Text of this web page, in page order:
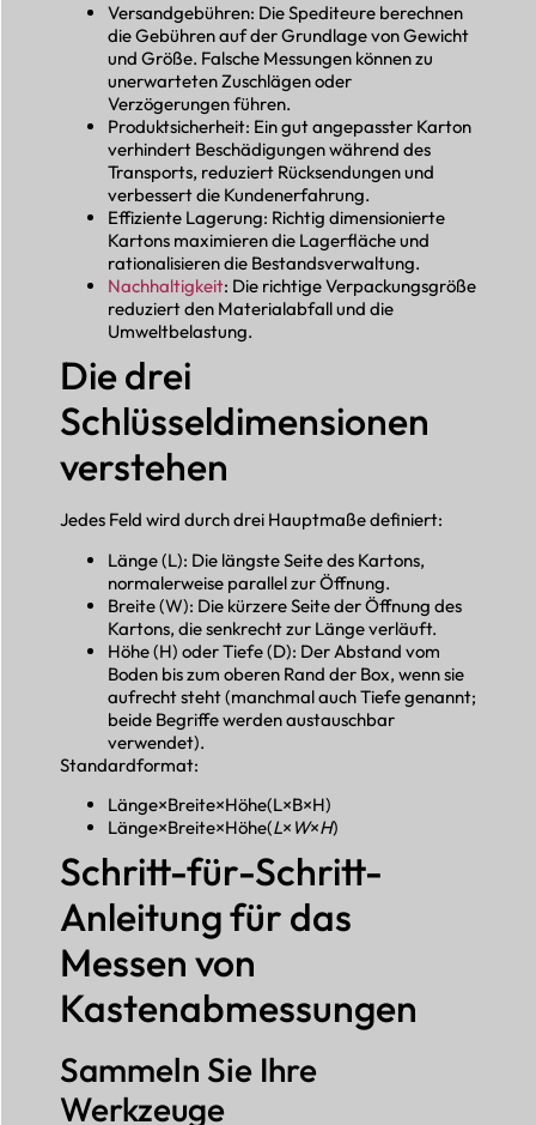
Versandgebühren: Die Spediteure berechnen
die Gebühren auf der Grundlage von Gewicht
und Größe. Falsche Messungen können zu
unerwarteten Zuschlägen oder
Verzögerungen führen.
Produktsicherheit: Ein gut angepasster Karton
verhindert Beschädigungen während des
Transports, reduziert Rücksendungen und
verbessert die Kundenerfahrung.
Effiziente Lagerung: Richtig dimensionierte
Kartons maximieren die Lagerfläche und
rationalisieren die Bestandsverwaltung.
Nachhaltigkeit: Die richtige Verpackungsgröße
reduziert den Materialabfall und die
Umweltbelastung.
Die drei
Schlüsseldimensionen
verstehen
Jedes Feld wird durch drei Hauptmaße definiert:
Länge (L): Die längste Seite des Kartons,
normalerweise parallel zur Öffnung.
Breite (W): Die kürzere Seite der Öffnung des
Kartons, die senkrecht zur Länge verläuft.
Höhe (H) oder Tiefe (D): Der Abstand vom
Boden bis zum oberen Rand der Box, wenn sie
aufrecht steht (manchmal auch Tiefe genannt;
beide Begriffe werden austauschbar
verwendet).
Standardformat:
Länge×Breite×Höhe(L×B×H)
Länge×Breite×Höhe(L× W×H)
Schritt-für-Schritt-
Anleitung für das
Messen von
Kastenabmessungen
Sammeln Sie Ihre
Werkzeuge